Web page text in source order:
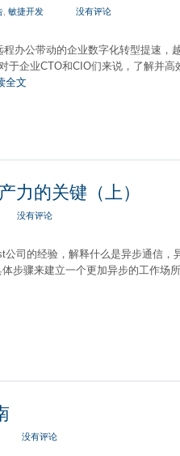
敏捷开发 没有评论
程办公带动的企业数字化转型提速，
于企业CTO和CIO们来说，了解并
全文
力的关键（上）
没有评论
公司的经验，解释什么是异步通信，
步骤来建立一个更加异步的工作场
没有评论